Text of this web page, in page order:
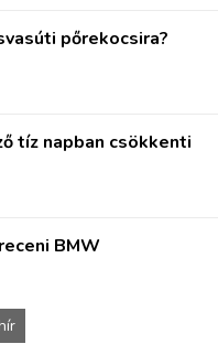
pőrekocsira?
tíz napban csökkenti
BMW